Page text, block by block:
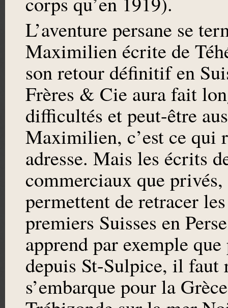
L’aventure persane se
Maximilien écrite de
son retour définitif en
Frères & Cie aura fait
difficultés et peut-être
Maximilien, c’est ce qui
adresse. Mais les écrits
commerciaux que
permettent de retracer
premiers Suisses en
apprend par exemple
depuis St-Sulpice, il
s’embarque pour la